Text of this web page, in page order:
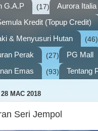
G.A.P (17)
Aurora Italia
Kredit (Topup Credit)
& Menyusuri Hutan
(46)
Perak (27)
PG Mall
Emas
(93) Tentang
MAC 2018
Seri Jempol